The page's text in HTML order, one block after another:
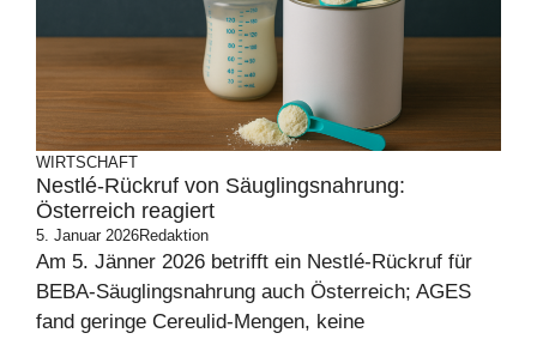
WIRTSCHAFT
Nestlé-Rückruf von Säuglingsnahrung:
Österreich reagiert
5. Januar 2026Redaktion
Am 5. Jänner 2026 betrifft ein Nestlé-Rückruf für
BEBA-Säuglingsnahrung auch Österreich; AGES
fand geringe Cereulid-Mengen, keine